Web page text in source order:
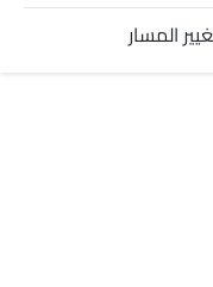
المسار